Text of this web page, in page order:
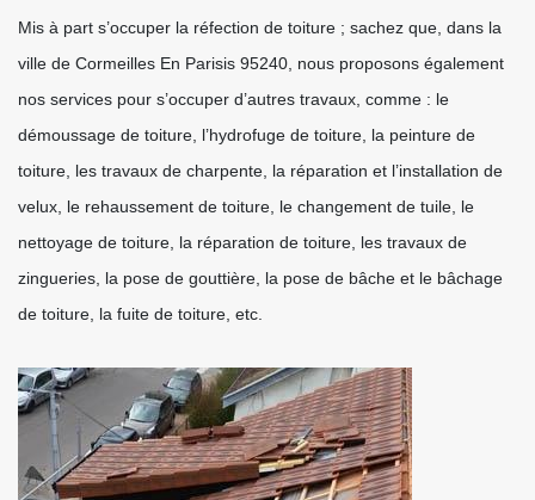
Mis à part s’occuper la réfection de toiture ; sachez que, dans la
ville de Cormeilles En Parisis 95240, nous proposons également
nos services pour s’occuper d’autres travaux, comme : le
démoussage de toiture, l’hydrofuge de toiture, la peinture de
toiture, les travaux de charpente, la réparation et l’installation de
velux, le rehaussement de toiture, le changement de tuile, le
nettoyage de toiture, la réparation de toiture, les travaux de
zingueries, la pose de gouttière, la pose de bâche et le bâchage
de toiture, la fuite de toiture, etc.